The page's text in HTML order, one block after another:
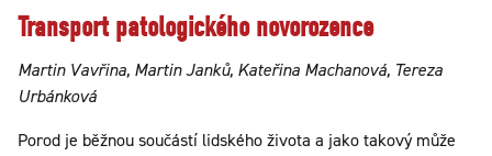
Transport patologického novorozence
Martin Vavřina, Martin Janků, Kateřina Machanová, Tereza
Urbánková
Porod je běžnou součástí lidského života a jako takový může